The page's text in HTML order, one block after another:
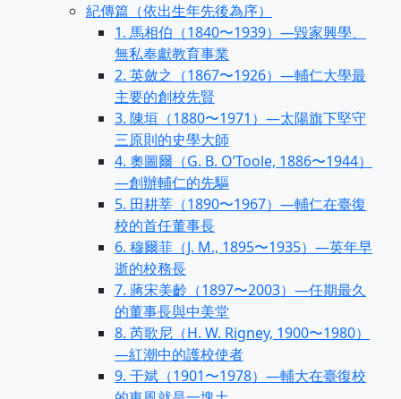
紀傳篇（依出生年先後為序）
1. 馬相伯（1840〜1939）—毀家興學、
無私奉獻教育事業
2. 英斂之（1867〜1926）—輔仁大學最
主要的創校先賢
3. 陳垣（1880〜1971）—太陽旗下堅守
三原則的史學大師
4. 奧圖爾（G. B. O’Toole, 1886〜1944）
—創辦輔仁的先驅
5. 田耕莘（1890〜1967）—輔仁在臺復
校的首任董事長
6. 穆爾菲（J. M., 1895〜1935）—英年早
逝的校務長
7. 蔣宋美齡（1897〜2003）—任期最久
的董事長與中美堂
8. 芮歌尼（H. W. Rigney, 1900〜1980）
—紅潮中的護校使者
9. 于斌（1901〜1978）—輔大在臺復校